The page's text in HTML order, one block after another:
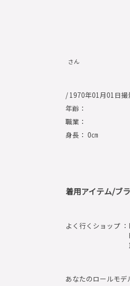
さん
/ 1970年01月01日撮
年齢：
職業：
身長： 0㎝
着用アイテム/ブ
よく行くショップ ：
あなたのロールモ